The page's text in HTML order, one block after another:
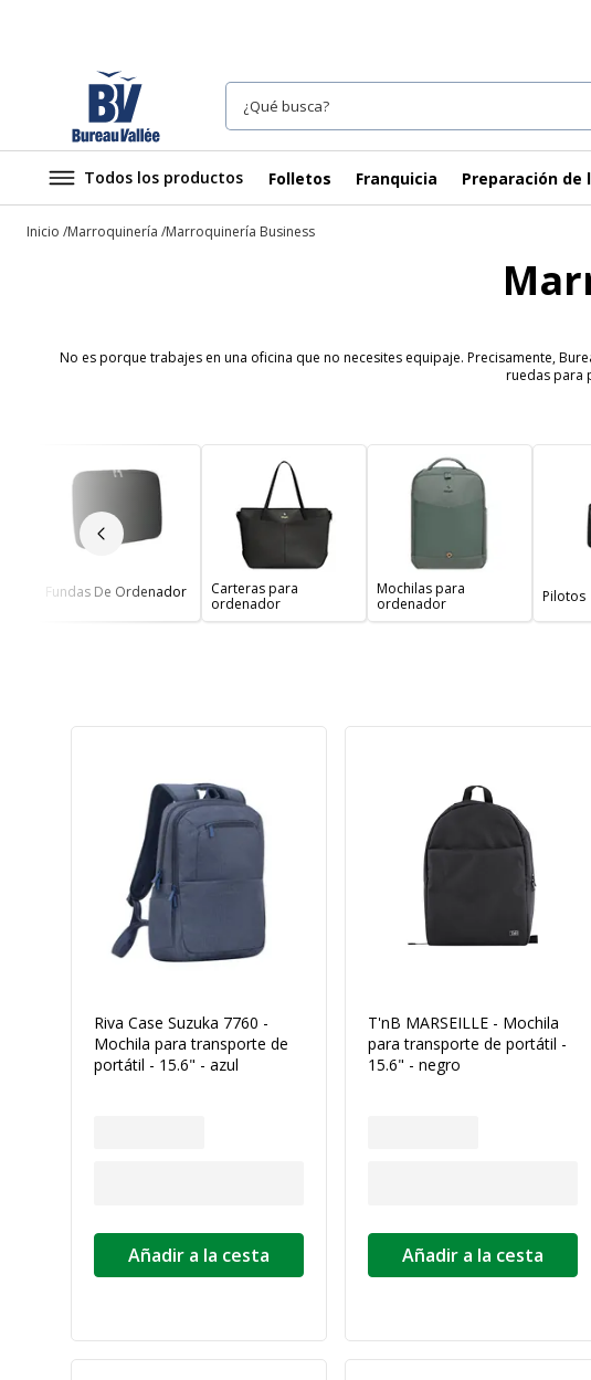
Todos los productos Folletos Franquicia Preparación de
Inicio Marroquinería Marroquinería Business
No es porque trabajes en una oficina que no necesites equipaje. Precisamente,
ruedas para
Diapositiva anterior
Fundas De Ordenador
Carteras para
ordenador
Mochilas para
ordenador
Pilotos
Riva Case Suzuka 7760 -
Mochila para transporte de
portátil - 15.6" - azul
Añadir a la cesta
T'nB MARSEILLE - Mochila
para transporte de portátil -
15.6" - negro
Añadir a la cesta